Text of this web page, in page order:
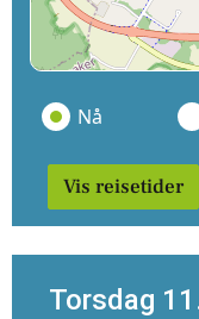
Nå
Vis reisetider
Torsdag